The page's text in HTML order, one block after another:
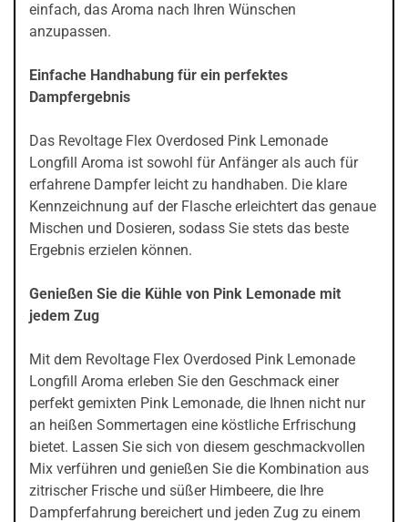
einfach, das Aroma nach Ihren Wünschen
anzupassen.
Einfache Handhabung für ein perfektes
Dampfergebnis
Das Revoltage Flex Overdosed Pink Lemonade
Longfill Aroma ist sowohl für Anfänger als auch für
erfahrene Dampfer leicht zu handhaben. Die klare
Kennzeichnung auf der Flasche erleichtert das genaue
Mischen und Dosieren, sodass Sie stets das beste
Ergebnis erzielen können.
Genießen Sie die Kühle von Pink Lemonade mit
jedem Zug
Mit dem Revoltage Flex Overdosed Pink Lemonade
Longfill Aroma erleben Sie den Geschmack einer
perfekt gemixten Pink Lemonade, die Ihnen nicht nur
an heißen Sommertagen eine köstliche Erfrischung
bietet. Lassen Sie sich von diesem geschmackvollen
Mix verführen und genießen Sie die Kombination aus
zitrischer Frische und süßer Himbeere, die Ihre
Dampferfahrung bereichert und jeden Zug zu einem